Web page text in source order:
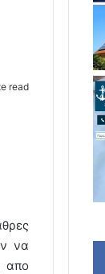
read
να
απο